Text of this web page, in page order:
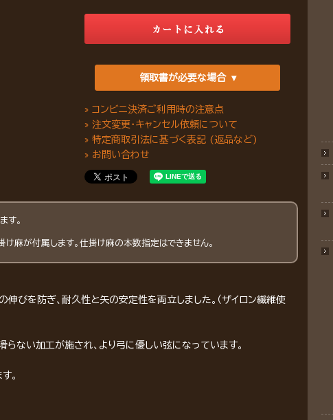
領取書が必要な場合
» コンビニ決済ご利用時の注意点
» 注文変更・キャンセル依頼について
» 特定商取引法に基づく表記 (返品など)
» お問い合わせ
す。
麻が付属します。仕掛け麻の本数指定はできません。
伸びを防ぎ、耐久性と矢の安定性を両立しました。（ザイロン繊維使
ない加工が施され、より弓に優しい弦になっています。
。